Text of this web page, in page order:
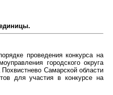
проведения конкурса на
городского округа
Самарской области
для участия в конкурсе на